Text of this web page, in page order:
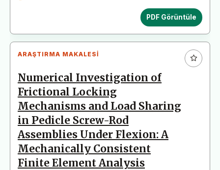
PDF Görüntüle
ARAŞTIRMA MAKALESI
Numerical Investigation of
Frictional Locking
Mechanisms and Load Sharing
in Pedicle Screw-Rod
Assemblies Under Flexion: A
Mechanically Consistent
Finite Element Analysis